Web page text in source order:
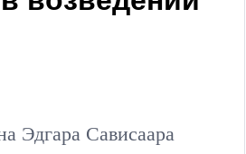
Эдгара Сависаара